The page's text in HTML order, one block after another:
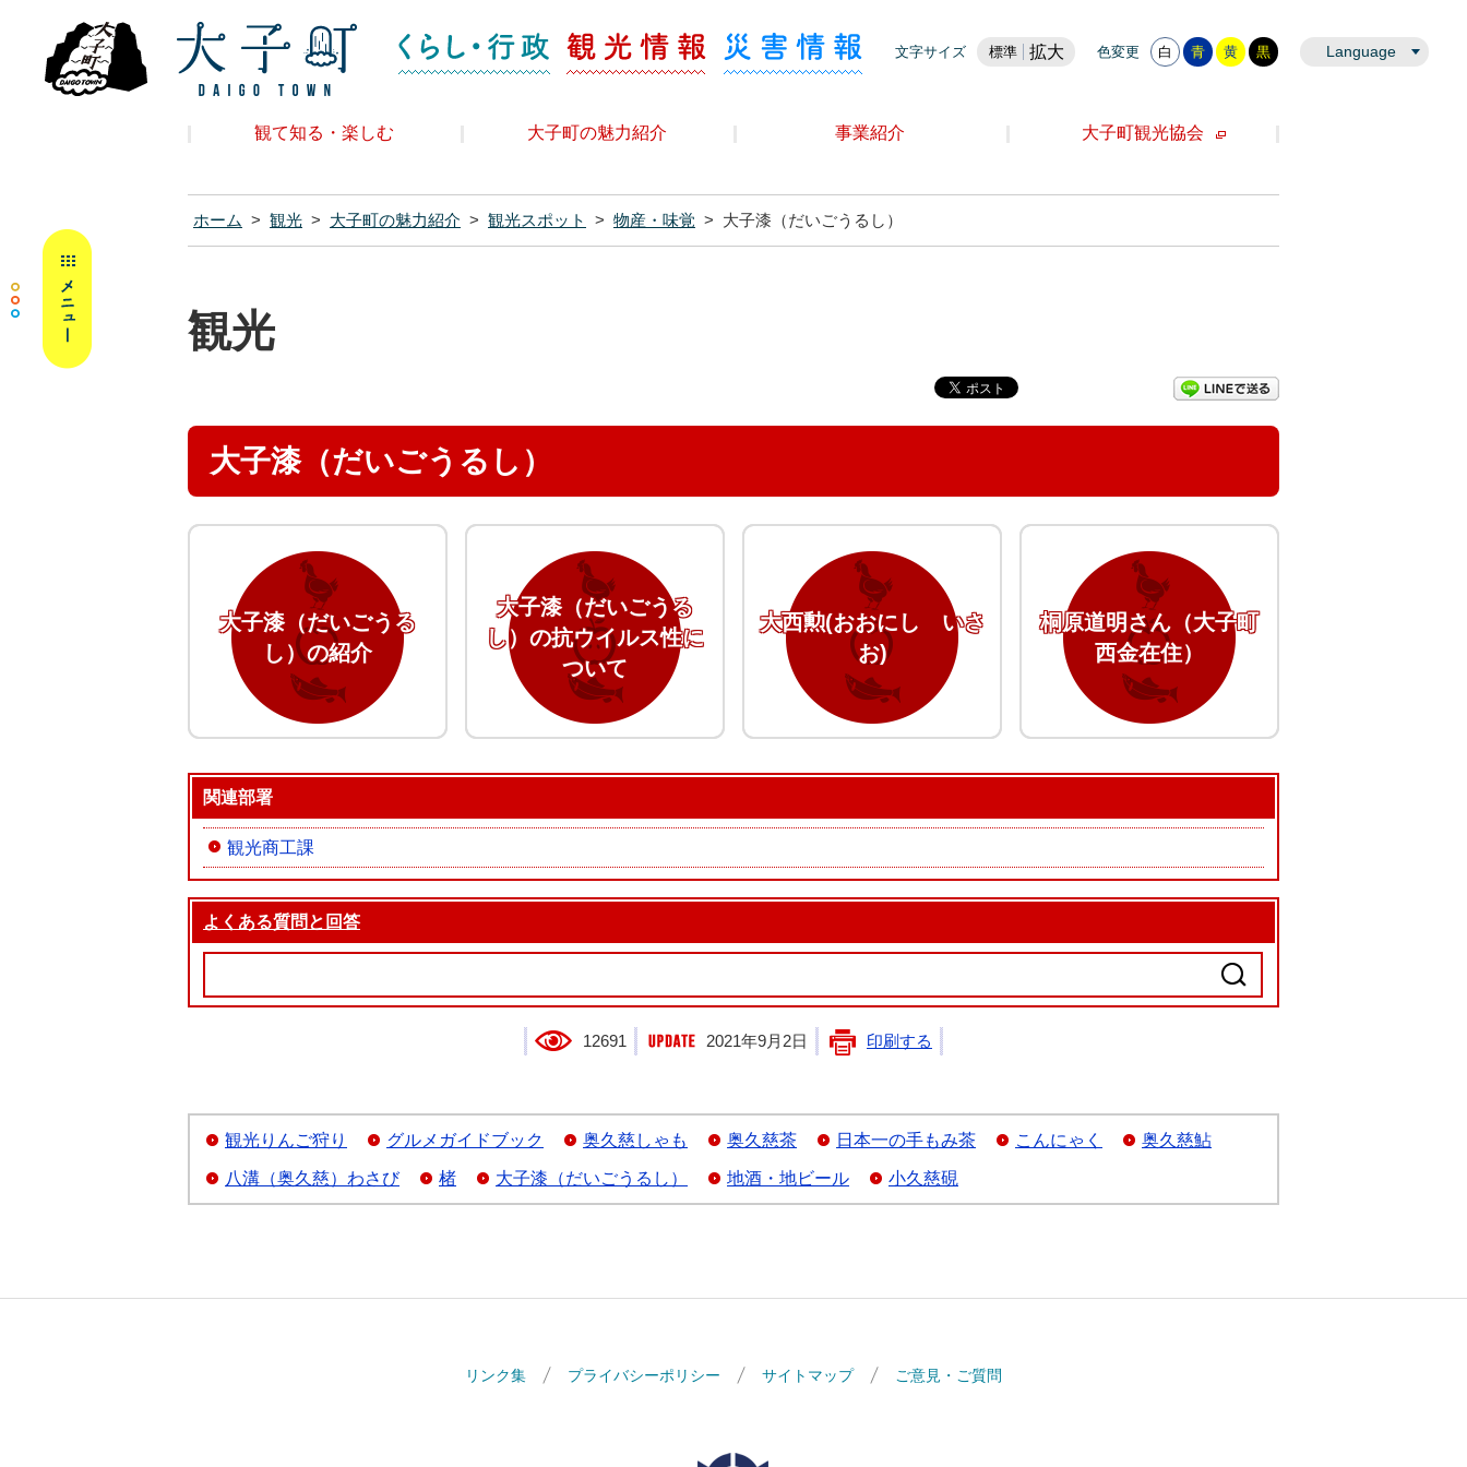
大子町ホームページ 観光情報
文字サイズ 標準 拡大 色変更 白 青 黄 黒 Language
くらし・行政 観光情報 災害情報
観て知る・楽しむ 大子町の魅力紹介 事業紹介 大子町観光協会
ホーム > 観光 > 大子町の魅力紹介 > 観光スポット > 物産・味覚 > 大子漆（だいごうるし）
観光
大子漆（だいごうるし）
大子漆（だいごうる
し）の紹介
大子漆（だいごうる
し）の抗ウイルス性に
ついて
大西勲(おおにし いさ
お)
桐原道明さん（大子町
西金在住）
関連部署
観光商工課
よくある質問と回答
12691 2021年9月2日 印刷する
観光りんご狩り グルメガイドブック 奥久慈しゃも 奥久慈茶 日本一の手もみ茶 こんにゃく 奥久慈鮎
八溝（奥久慈）わさび 楮 大子漆（だいごうるし） 地酒・地ビール 小久慈硯
リンク集 プライバシーポリシー サイトマップ ご意見・ご質問